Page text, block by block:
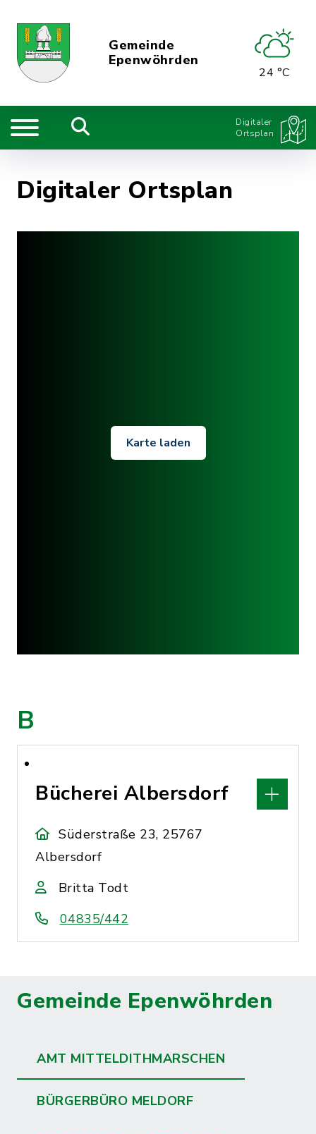
Gemeinde
Epenwöhrden
24 °C
Digitaler
Ortsplan
Digitaler Ortsplan
Karte laden
B
Bücherei Albersdorf
Süderstraße 23, 25767
Albersdorf
Britta Todt
04835/442
Gemeinde Epenwöhrden
AMT MITTELDITHMARSCHEN
BÜRGERBÜRO MELDORF